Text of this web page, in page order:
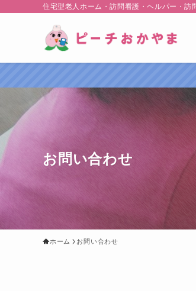
住宅型老人ホーム・訪問看護・ヘルパー・訪
お問い合わせ
ホーム お問い合わせ